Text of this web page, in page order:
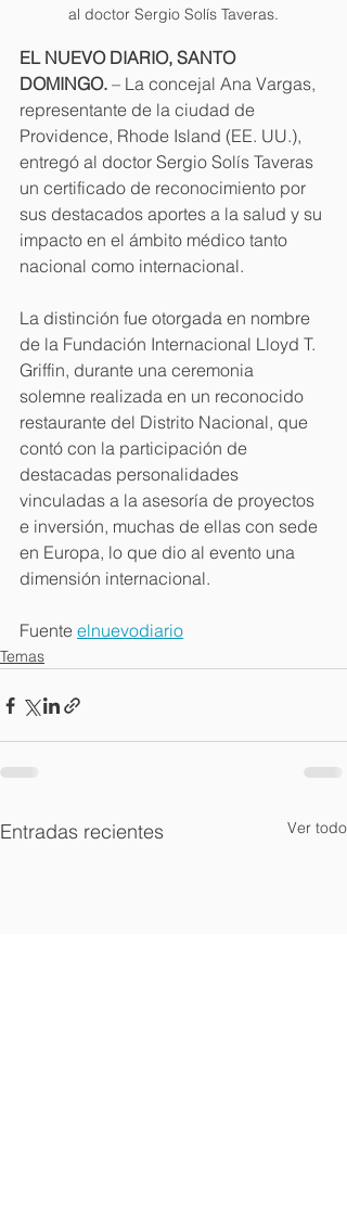
al doctor Sergio Solís Taveras.
EL NUEVO DIARIO, SANTO
DOMINGO. – La concejal Ana Vargas,
representante de la ciudad de
Providence, Rhode Island (EE. UU.),
entregó al doctor Sergio Solís Taveras
un certificado de reconocimiento por
sus destacados aportes a la salud y su
impacto en el ámbito médico tanto
nacional como internacional.
La distinción fue otorgada en nombre
de la Fundación Internacional Lloyd T.
Griffin, durante una ceremonia
solemne realizada en un reconocido
restaurante del Distrito Nacional, que
contó con la participación de
destacadas personalidades
vinculadas a la asesoría de proyectos
e inversión, muchas de ellas con sede
en Europa, lo que dio al evento una
dimensión internacional.
Fuente elnuevodiario
Temas
Entradas recientes Ver todo